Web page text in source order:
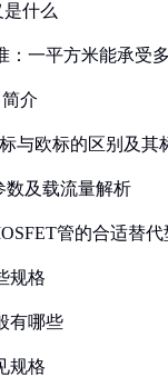
是什么
：一平方米能承受
介
与欧标的区别及其
数及载流量解析
管的合适替
规格
有哪些
规格